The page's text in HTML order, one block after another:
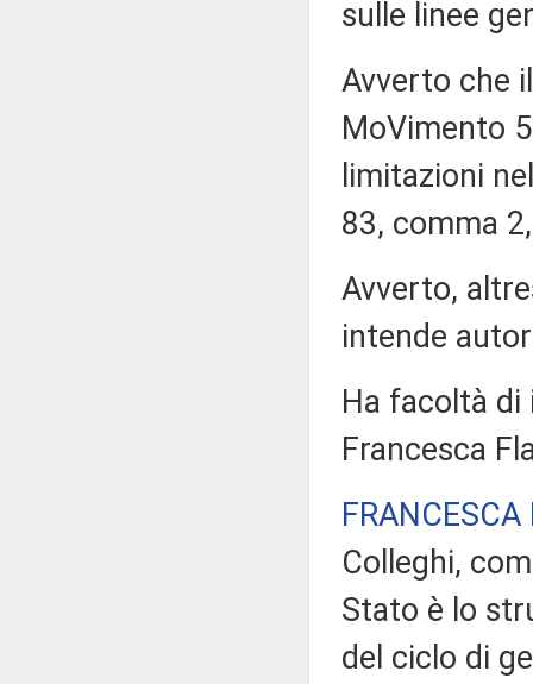
sulle linee
Avverto che
MoVimento
limitazioni
83, comma
Avverto,
intende
Ha facoltà
Francesca
FRANCESCA
Colleghi,
Stato è lo
del ciclo di